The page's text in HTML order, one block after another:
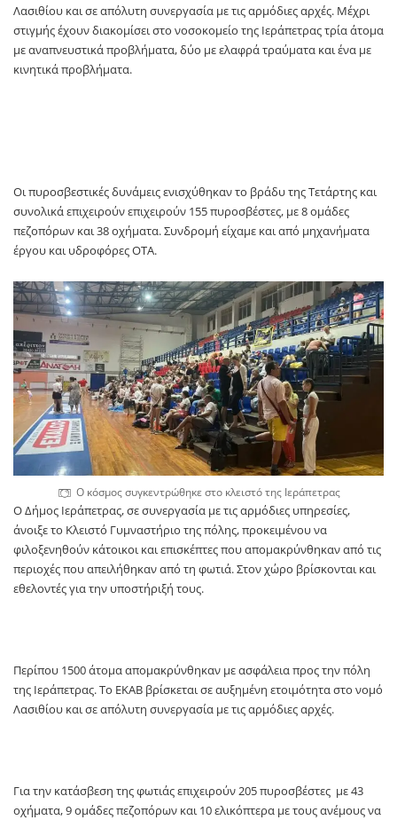
Λασιθίου και σε απόλυτη συνεργασία με τις αρμόδιες αρχές. Μέχρι
στιγμής έχουν διακομίσει στο νοσοκομείο της Ιεράπετρας τρία άτομα
με αναπνευστικά προβλήματα, δύο με ελαφρά τραύματα και ένα με
κινητικά προβλήματα.
Οι πυροσβεστικές δυνάμεις ενισχύθηκαν το βράδυ της Τετάρτης και
συνολικά επιχειρούν επιχειρούν 155 πυροσβέστες, με 8 ομάδες
πεζοπόρων και 38 οχήματα. Συνδρομή είχαμε και από μηχανήματα
έργου και υδροφόρες ΟΤΑ.
Ο κόσμος συγκεντρώθηκε στο κλειστό της Ιεράπετρας
Ο Δήμος Ιεράπετρας, σε συνεργασία με τις αρμόδιες υπηρεσίες,
άνοιξε το Κλειστό Γυμναστήριο της πόλης, προκειμένου να
φιλοξενηθούν κάτοικοι και επισκέπτες που απομακρύνθηκαν από τις
περιοχές που απειλήθηκαν από τη φωτιά. Στον χώρο βρίσκονται και
εθελοντές για την υποστήριξή τους.
Περίπου 1500 άτομα απομακρύνθηκαν με ασφάλεια προς την πόλη
της Ιεράπετρας. Το ΕΚΑΒ βρίσκεται σε αυξημένη ετοιμότητα στο νομό
Λασιθίου και σε απόλυτη συνεργασία με τις αρμόδιες αρχές.
Για την κατάσβεση της φωτιάς επιχειρούν 205 πυροσβέστες με 43
οχήματα, 9 ομάδες πεζοπόρων και 10 ελικόπτερα με τους ανέμους να